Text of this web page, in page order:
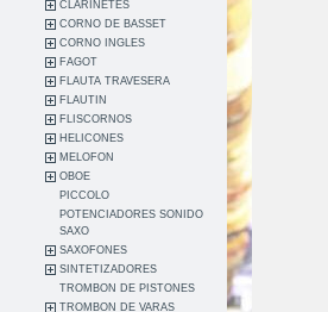
CLARINETES
CORNO DE BASSET
CORNO INGLES
FAGOT
FLAUTA TRAVESERA
FLAUTIN
FLISCORNOS
HELICONES
MELOFON
OBOE
PICCOLO
POTENCIADORES SONIDO
SAXO
SAXOFONES
SINTETIZADORES
TROMBON DE PISTONES
TROMBON DE VARAS